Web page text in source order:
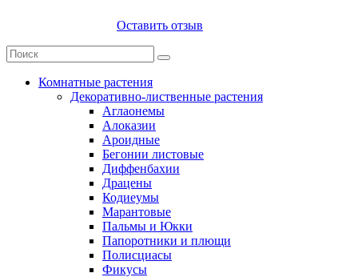
Оставить отзыв
Комнатные растения
Декоративно-лиственные растения
Аглаонемы
Алоказии
Ароидные
Бегонии листовые
Диффенбахии
Драцены
Кодиеумы
Марантовые
Пальмы и Юкки
Папоротники и плющи
Полисциасы
Фикусы